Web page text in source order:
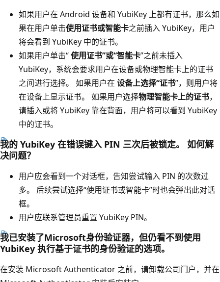
如果用户在 Android 设备和 YubiKey 上都有证书，那么如
果在用户单击使用证书或智能卡之前插入 YubiKey，用户
将会看到 YubiKey 中的证书。
如果用户单击“使用证书”或“智能卡”之前未插入
YubiKey，系统会要求用户在设备或物理智能卡上的证书
之间进行选择。 如果用户在 设备上选择“证书”，则用户将
在设备上显示证书。 如果用户选择物理智能卡上的证书，
请插入或将 YubiKey 靠在背面，用户将可以看到 YubiKey
中的证书。
我的 YubiKey 在错误键入 PIN 三次后被锁定。 如何解
决问题？
用户应会看到一个对话框，告知尝试输入 PIN 的次数过
多。 后续尝试选择“使用证书或智能卡”时也会弹出此对话
框。
用户应联系管理员重置 YubiKey PIN。
我已安装了Microsoft身份验证器，但仍看不到使用
YubiKey 执行基于证书的身份验证的选项。
在安装 Microsoft Authenticator 之前，请卸载公司门户，并在